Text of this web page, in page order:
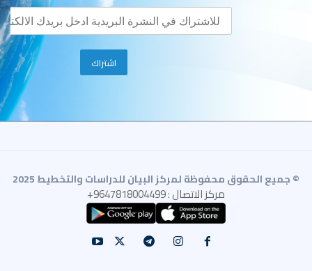
© جميع الحقوق محفوظة لمركز البيان للدراسات والتخطيط 2025
مركز الاتصال : 9647818004499+